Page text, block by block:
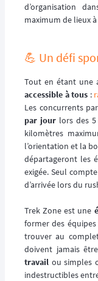
d’organisation
maximum de lieux
💪 Un défi
Tout en étant une
accessible à tous :
Les concurrents
par jour lors des
kilomètres
l’orientation et la
départageront les
exigée. Seul
d’arrivée lors du
Trek Zone est une
former des
trouver au
doivent jamais
travail ou simples
indestructibles